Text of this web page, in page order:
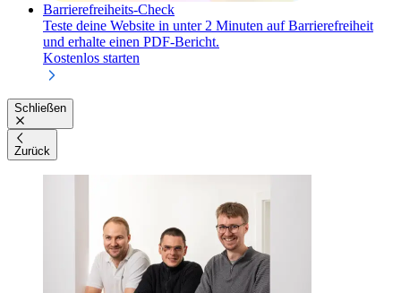
Barrierefreiheits-Check
Teste deine Website in unter 2 Minuten auf Barrierefreiheit
und erhalte einen PDF-Bericht.
Kostenlos starten
Schließen
Zurück